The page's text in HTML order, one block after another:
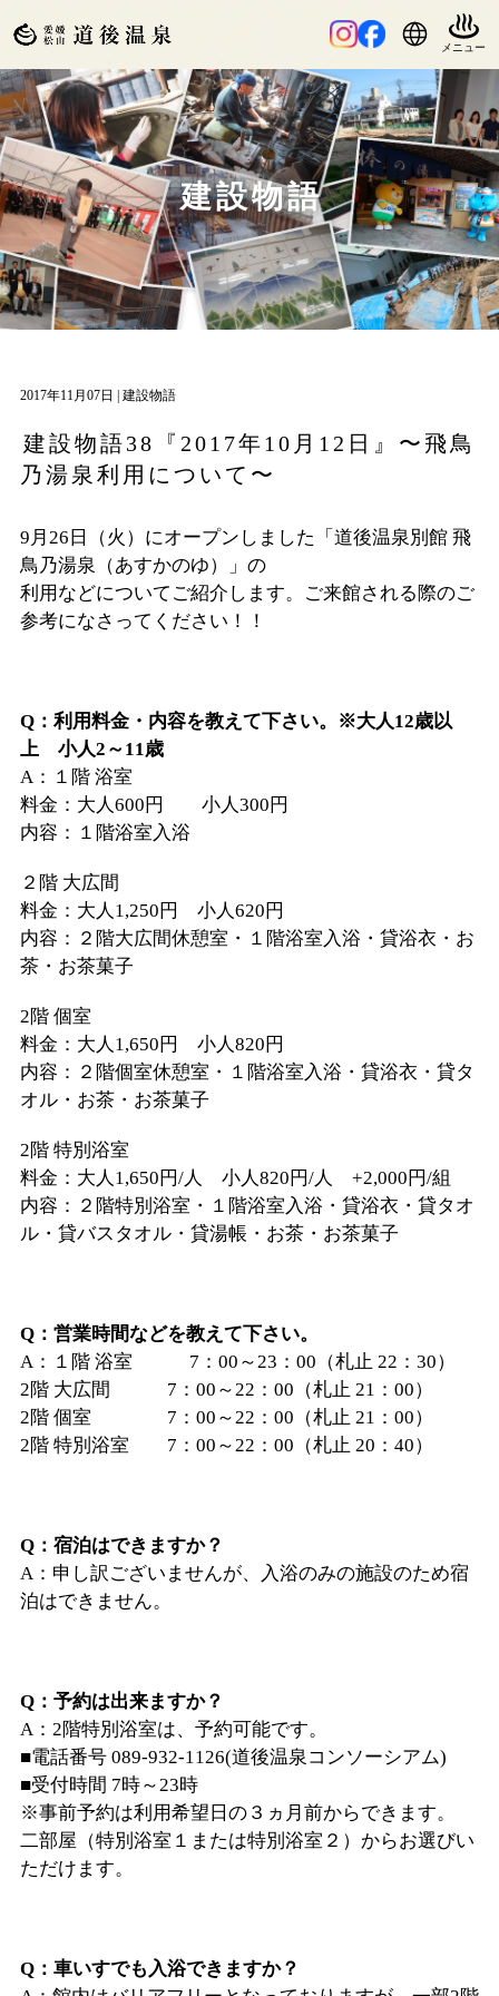
建設物語
2017年11月07日 | 建設物語
建設物語38『2017年10月12日』〜飛鳥
乃湯泉利用について〜
9月26日（火）にオープンしました「道後温泉別館 飛
鳥乃湯泉（あすかのゆ）」の
利用などについてご紹介します。ご来館される際のご
参考になさってください！！
Q：利用料金・内容を教えて下さい。※大人12歳以
上 小人2～11歳
A：１階 浴室
料金：大人600円 小人300円
内容：１階浴室入浴
２階 大広間
料金：大人1,250円 小人620円
内容：２階大広間休憩室・１階浴室入浴・貸浴衣・お
茶・お茶菓子
2階 個室
料金：大人1,650円 小人820円
内容：２階個室休憩室・１階浴室入浴・貸浴衣・貸タ
オル・お茶・お茶菓子
2階 特別浴室
料金：大人1,650円/人 小人820円/人 +2,000円/組
内容：２階特別浴室・１階浴室入浴・貸浴衣・貸タオ
ル・貸バスタオル・貸湯帳・お茶・お茶菓子
Q：営業時間などを教えて下さい。
A：１階 浴室 7：00～23：00（札止 22：30）
2階 大広間 7：00～22：00（札止 21：00）
2階 個室 7：00～22：00（札止 21：00）
2階 特別浴室 7：00～22：00（札止 20：40）
Q：宿泊はできますか？
A：申し訳ございませんが、入浴のみの施設のため宿
泊はできません。
Q：予約は出来ますか？
A：2階特別浴室は、予約可能です。
■電話番号 089-932-1126(道後温泉コンソーシアム)
■受付時間 7時～23時
※事前予約は利用希望日の３ヵ月前からできます。
二部屋（特別浴室１または特別浴室２）からお選びい
ただけます。
Q：車いすでも入浴できますか？